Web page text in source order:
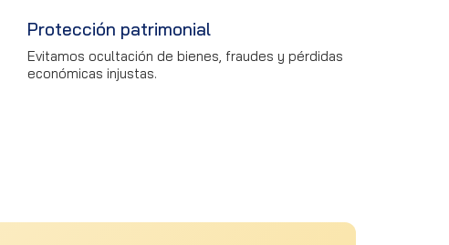
Protección patrimonial
Evitamos ocultación de bienes, fraudes y pérdidas
económicas injustas.